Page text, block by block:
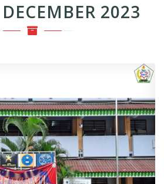
DECEMBER 2023